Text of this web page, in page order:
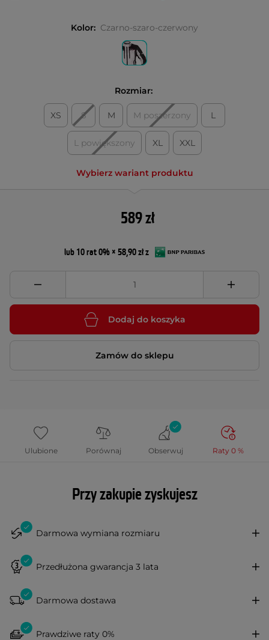
Kolor: Czarno-szaro-czerwony
Rozmiar:
XS S M M poszerzony L
L powiększony XL XXL
Wybierz wariant produktu
589 zł
lub 10 rat 0% × 58,90 zł z
Dodaj do koszyka
Zamów do sklepu
Ulubione Porównaj Obserwuj Raty 0 %
Przy zakupie zyskujesz
Darmowa wymiana rozmiaru
Przedłużona gwarancja 3 lata
Darmowa dostawa
Prawdziwe raty 0%